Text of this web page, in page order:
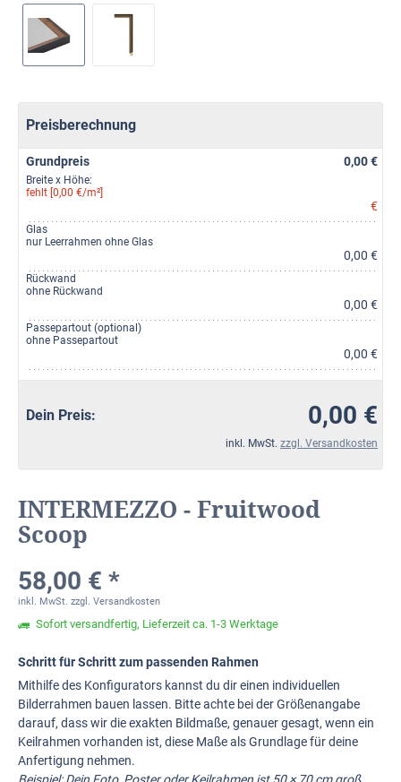
Preisberechnung
Grundpreis 0,00 €
Breite x Höhe:
fehlt [0,00 €/m²]
€
Glas
nur Leerrahmen ohne Glas
0,00 €
Rückwand
ohne Rückwand
0,00 €
Passepartout (optional)
ohne Passepartout
0,00 €
Dein Preis: 0,00 €
inkl. MwSt. zzgl. Versandkosten
INTERMEZZO - Fruitwood
Scoop
58,00 € *
inkl. MwSt. zzgl. Versandkosten
Sofort versandfertig, Lieferzeit ca. 1-3 Werktage
Schritt für Schritt zum passenden Rahmen
Mithilfe des Konfigurators kannst du dir einen individuellen
Bilderrahmen bauen lassen. Bitte achte bei der Größenangabe
darauf, dass wir die exakten Bildmaße, genauer gesagt, wenn ein
Keilrahmen vorhanden ist, diese Maße als Grundlage für deine
Anfertigung nehmen.